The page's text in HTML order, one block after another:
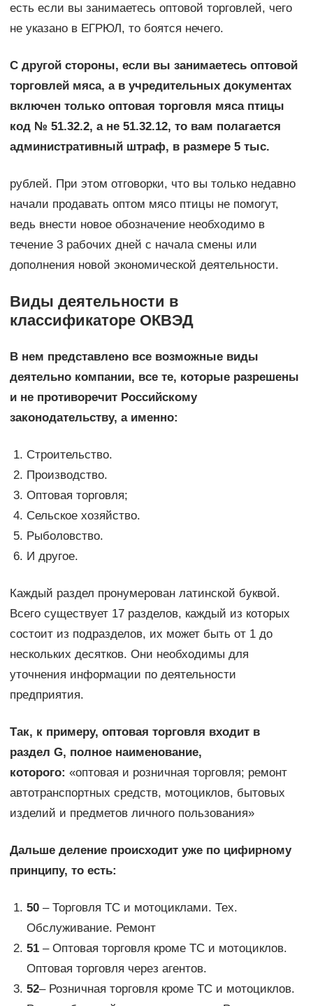
есть если вы занимаетесь оптовой торговлей, чего
не указано в ЕГРЮЛ, то боятся нечего.
С другой стороны, если вы занимаетесь оптовой
торговлей мяса, а в учредительных документах
включен только оптовая торговля мяса птицы
код № 51.32.2, а не 51.32.12, то вам полагается
административный штраф, в размере 5 тыс.
рублей. При этом отговорки, что вы только недавно
начали продавать оптом мясо птицы не помогут,
ведь внести новое обозначение необходимо в
течение 3 рабочих дней с начала смены или
дополнения новой экономической деятельности.
Виды деятельности в
классификаторе ОКВЭД
В нем представлено все возможные виды
деятельно компании, все те, которые разрешены
и не противоречит Российскому
законодательству, а именно:
Строительство.
Производство.
Оптовая торговля;
Сельское хозяйство.
Рыболовство.
И другое.
Каждый раздел пронумерован латинской буквой.
Всего существует 17 разделов, каждый из которых
состоит из подразделов, их может быть от 1 до
нескольких десятков. Они необходимы для
уточнения информации по деятельности
предприятия.
Так, к примеру, оптовая торговля входит в
раздел G, полное наименование,
которого: «оптовая и розничная торговля; ремонт
автотранспортных средств, мотоциклов, бытовых
изделий и предметов личного пользования»
Дальше деление происходит уже по цифирному
принципу, то есть:
50– Торговля ТС и мотоциклами. Тех.
Обслуживание. Ремонт
51– Оптовая торговля кроме ТС и мотоциклов.
Оптовая торговля через агентов.
52– Розничная торговля кроме ТС и мотоциклов.